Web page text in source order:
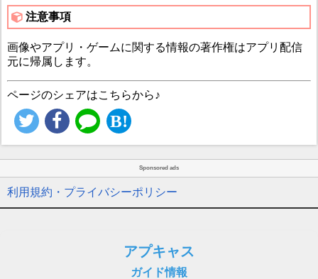
注意事項
画像やアプリ・ゲームに関する情報の著作権はアプリ配信
元に帰属します。
ページのシェアはこちらから♪
Sponsored ads
利用規約・プライバシーポリシー
アプキャス
ガイド情報